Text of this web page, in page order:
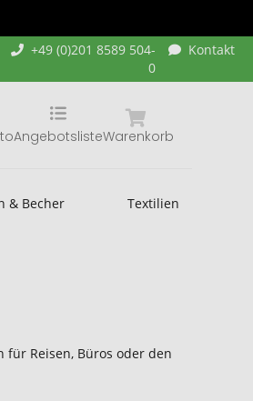
+49 (0)201 8589 504-
0
Kontakt
Warenkorb
Angebotsliste
& Becher Textilien
Reisen, Büros oder den